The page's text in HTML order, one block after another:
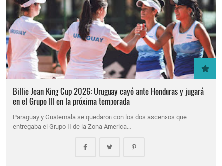
Billie Jean King Cup 2026: Uruguay cayó ante Honduras y jugará
en el Grupo III en la próxima temporada
Paraguay y Guatemala se quedaron con los dos ascensos que
entregaba el Grupo II de la Zona America…